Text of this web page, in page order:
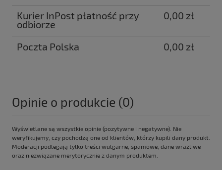
Kurier InPost płatność przy
odbiorze
0,00 zł
Poczta Polska 0,00 zł
Opinie o produkcie (0)
Wyświetlane są wszystkie opinie (pozytywne i negatywne). Nie
weryfikujemy, czy pochodzą one od klientów, którzy kupili dany produkt.
Moderacji podlegają tylko treści wulgarne, spamowe, dane wrażliwe
oraz niezwiązane merytorycznie z danym produktem.